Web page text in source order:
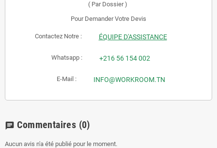
( Par Dossier )
Pour Demander Votre Devis
Contactez Notre : ÉQUIPE D'ASSISTANCE
Whatsapp : +216 56 154 002
E-Mail : INFO@WORKROOM.TN
chat Commentaires (0)
Aucun avis n'a été publié pour le moment.